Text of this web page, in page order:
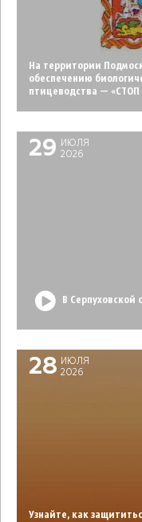
На территории
обеспечению
птицеводства — «СТОП
29
ИЮЛЯ
2026
В Серпуховской
28
ИЮЛЯ
2026
Узнайте, как